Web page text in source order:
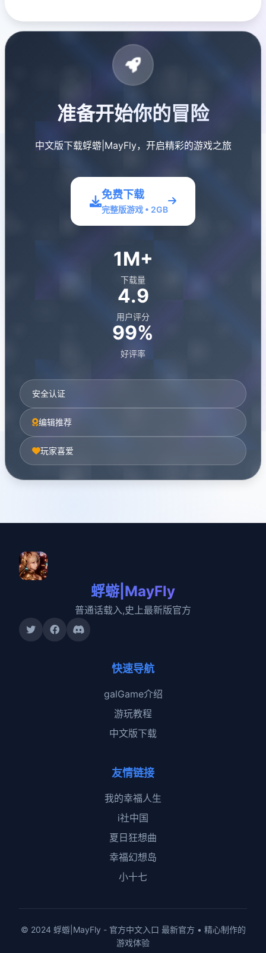
准备开始你的冒险
中文版下载蜉蝣|MayFly，开启精彩的游戏之旅
免费下载
完整版游戏 • 2GB
1M+
下载量
4.9
用户评分
99%
好评率
安全认证
编辑推荐
玩家喜爱
蜉蝣|MayFly
普通话载入,史上最新版官方
快速导航
galGame介绍
游玩教程
中文版下载
友情链接
我的幸福人生
i社中国
夏日狂想曲
幸福幻想岛
小十七
© 2024 蜉蝣|MayFly - 官方中文入口 最新官方 • 精心制作的
游戏体验